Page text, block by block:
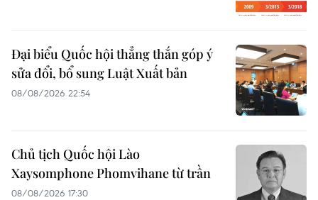
Đại biểu Quốc hội thẳng thắn góp ý
sửa đổi, bổ sung Luật Xuất bản
08/08/2026 22:54
Chủ tịch Quốc hội Lào
Xaysomphone Phomvihane từ trần
08/08/2026 17:30